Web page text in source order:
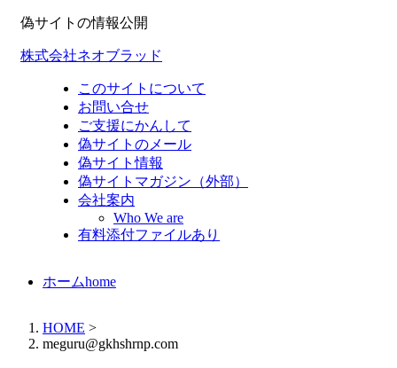
偽サイトの情報公開
株式会社ネオブラッド
このサイトについて
お問い合せ
ご支援にかんして
偽サイトのメール
偽サイト情報
偽サイトマガジン（外部）
会社案内
Who We are
有料添付ファイルあり
ホームhome
HOME >
meguru@gkhshrnp.com